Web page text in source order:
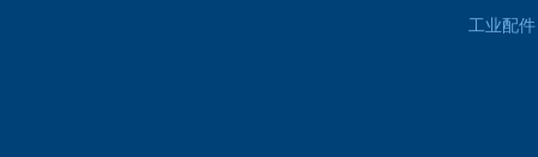
工业配件